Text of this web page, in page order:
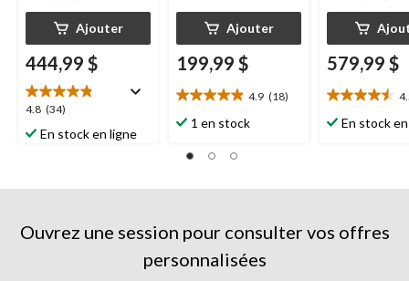
Ajouter
444,99 $
4.8 (34)
4.8
étoile(s)
sur
En stock en ligne
Ajouter
199,99 $
4.9 (18)
4.9
étoile(s)
5.
évaluations
1 en stock
579,99 $
4.5
étoile(s)
évaluations
En stock
Ouvrez une session pour consulter vos offres
personnalisées